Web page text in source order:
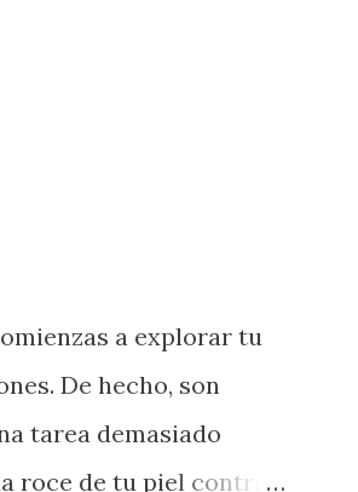
a explorar tu
De hecho, son
tarea demasiado
roce de tu piel contra